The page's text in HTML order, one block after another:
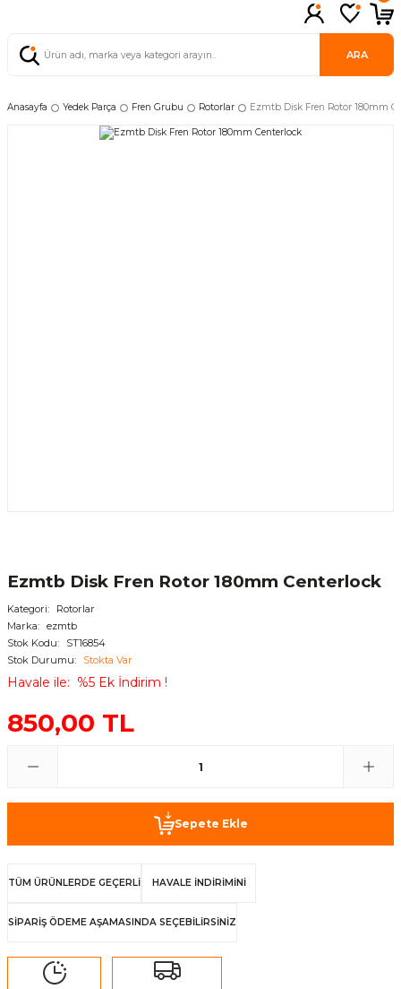
ARA
Anasayfa Yedek Parça Fren Grubu Rotorlar Ezmtb Disk Fren Rotor 180mm
Ezmtb Disk Fren Rotor 180mm Centerlock
Kategori
Rotorlar
Marka
ezmtb
Stok Kodu
ST16854
Stok Durumu
Stokta Var
Havale ile %5 Ek İndirim !
850,00 TL
Sepete Ekle
TÜM ÜRÜNLERDE GEÇERLİ HAVALE İNDİRİMİNİ
SİPARİŞ ÖDEME AŞAMASINDA SEÇEBİLİRSİNİZ